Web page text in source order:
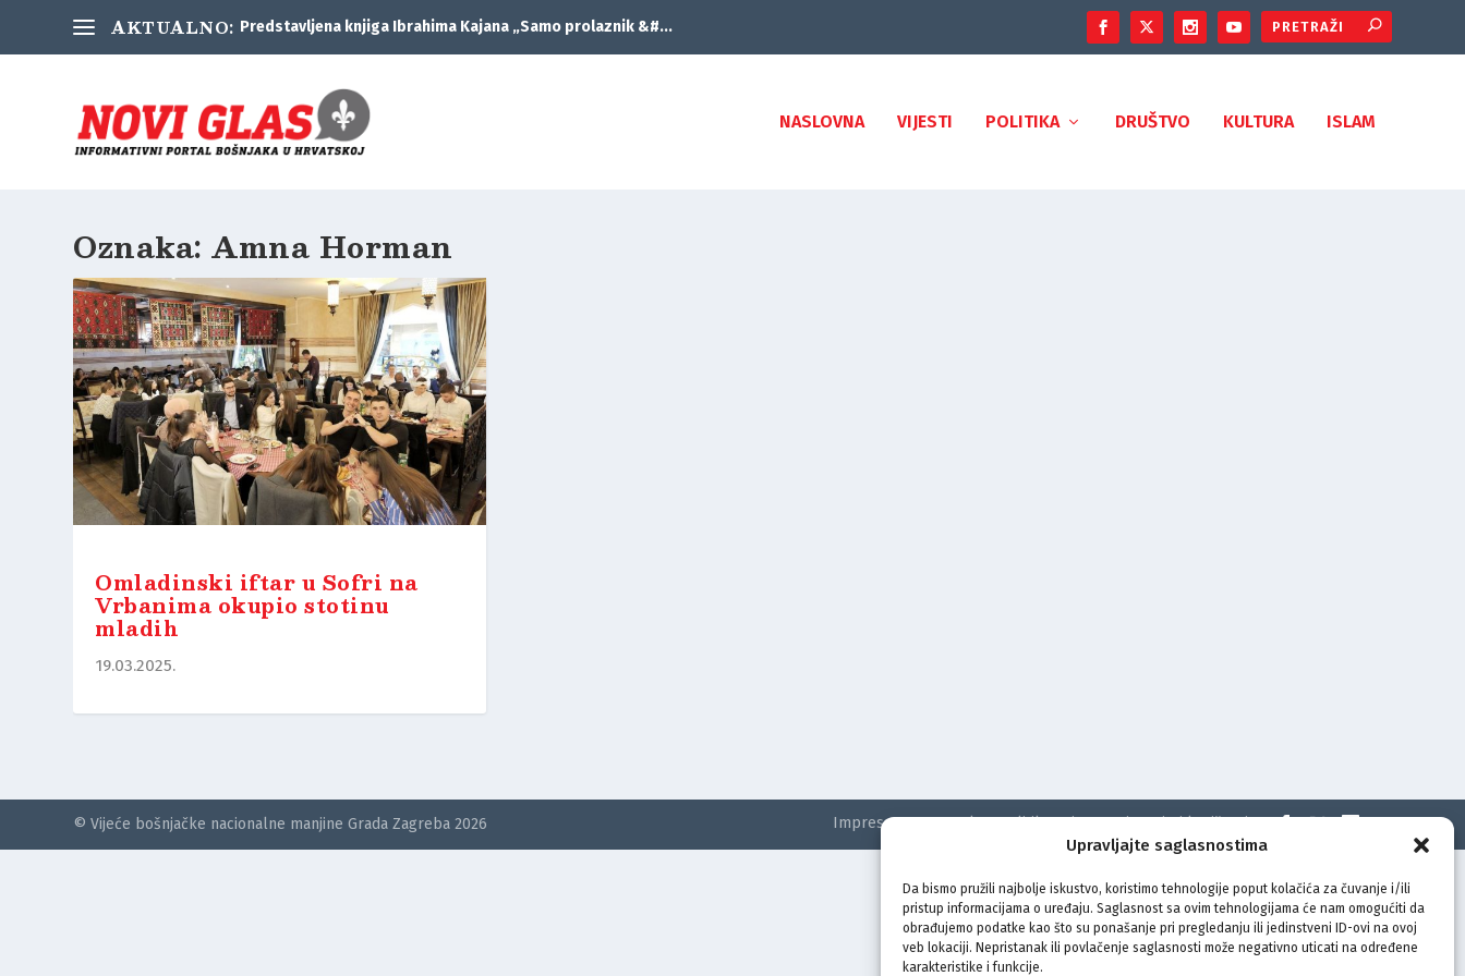
Upravljajte saglasnostima
Da bismo pružili najbolje iskustvo, koristimo tehnologije poput kolačića za čuvanje i/ili
pristup informacijama o uređaju. Saglasnost sa ovim tehnologijama će nam omogućiti da
obrađujemo podatke kao što su ponašanje pri pregledanju ili jedinstveni ID-ovi na ovoj
veb lokaciji. Nepristanak ili povlačenje saglasnosti može negativno uticati na određene
karakteristike i funkcije.
AKTUALNO: Predstavljena knjiga Ibrahima Kajana „Samo prolaznik &#...
NASLOVNA VIJESTI POLITIKA DRUŠTVO KULTURA ISLAM
Oznaka:Amna Horman
Omladinski iftar u Sofri na
Vrbanima okupio stotinu
mladih
19.03.2025.
© Vijeće bošnjačke nacionalne manjine Grada Zagreba 2026 Impressum Kontakt Politika privatnosti Uvjeti korištenja